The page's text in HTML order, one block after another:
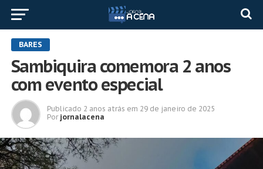
BARES
Sambiquira comemora 2 anos
com evento especial
Publicado 2 anos atrás em 29 de janeiro de 2025
Por jornalacena